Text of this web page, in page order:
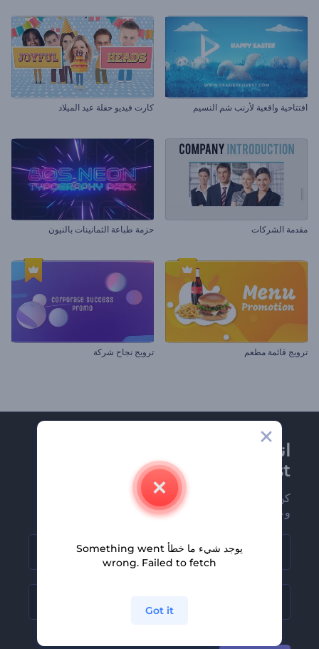
افتتاحية واقعية لأرنب شم النسيم كارت فيديو حفلة عيد الميلاد
مقدمة الشركات حزمة طباعة الثمانينات بالنيون
ترويج قائمة مطعم ترويج نجاح شركة
انضم إلى نشرة
Renderforest الإخبارية
كن من بين أوائل من يستلمون أحدث أخبارنا
وعروضنا
يوجد شيء ما خطأ Something went
wrong. Failed to fetch
Got it